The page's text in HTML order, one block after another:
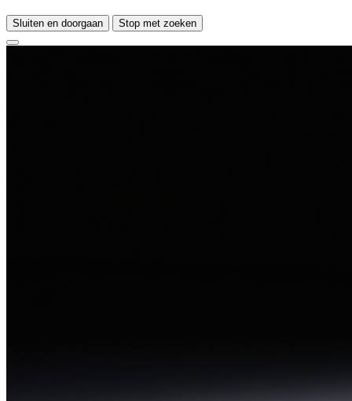
Sluiten en doorgaan Stop met zoeken